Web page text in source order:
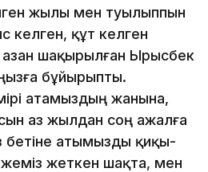
жылы мен туылыппын
келген, құт келген
шақырылған Ырысбек
бұйырыпты.
атамыздың жанына,
аз жылдан соң ажалға
бетіне атымызды қиқы-
жеткен шақта, мен